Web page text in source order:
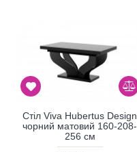
Стіл Viva Hubertus Design
чорний матовий 160-208-
256 см